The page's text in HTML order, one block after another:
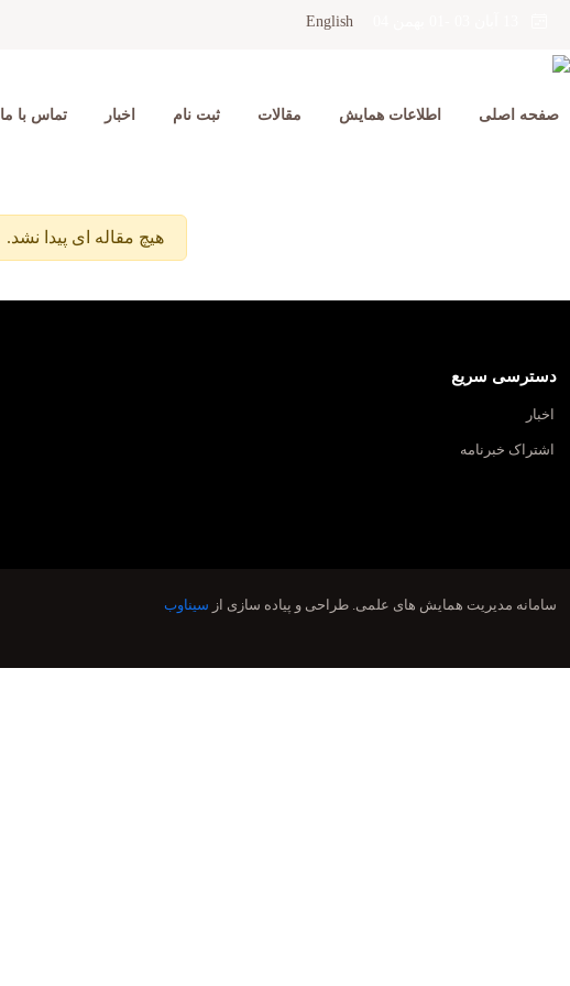
English
صفحه اصلی اطلاعات همایش مقالات ثبت نام اخبار تماس با ما
هیچ مقاله ای پیدا نشد.
دسترسی سریع
اخبار
اشتراک خبرنامه
سامانه مدیریت همایش های علمی. طراحی و پیاده سازی از سیناوب